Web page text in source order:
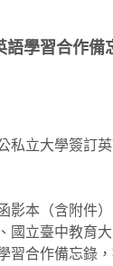
學習合作備
私立大學簽訂
影本（含附件）
國立臺中教育
習合作備忘錄